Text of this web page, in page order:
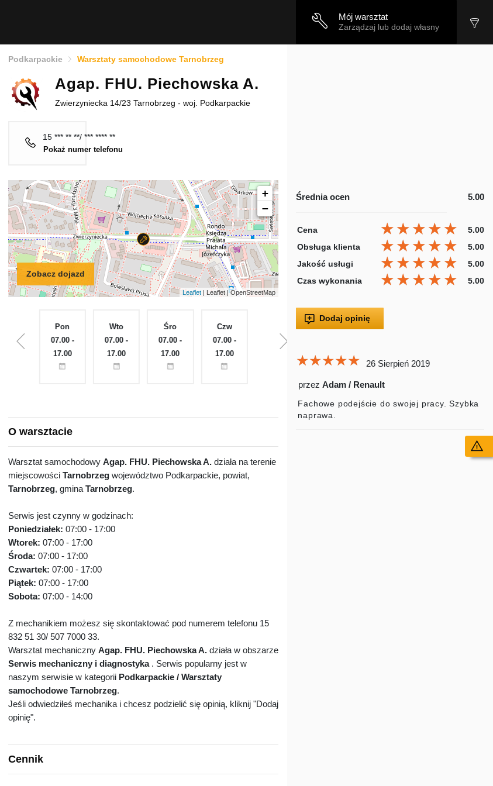
Mój warsztat
Zarządzaj lub dodaj własny
Podkarpackie Warsztaty samochodowe Tarnobrzeg
Agap. FHU. Piechowska A.
Zwierzyniecka 14/23 Tarnobrzeg - woj. Podkarpackie
15 *** ** **/ *** **** **
Pokaż numer telefonu
Zobacz dojazd
+
−
Leaflet | Leaflet | OpenStreetMap
Zamknięte
Pon
07.00 -
17.00
Wto
07.00 -
17.00
Śro
07.00 -
17.00
Czw
07.00 -
17.00
07.00 -
14.00
Nie
O warsztacie
Warsztat samochodowy Agap. FHU. Piechowska A. działa na terenie
miejscowości Tarnobrzeg województwo Podkarpackie, powiat,
Tarnobrzeg, gmina Tarnobrzeg.
Serwis jest czynny w godzinach:
Poniedziałek: 07:00 - 17:00
Wtorek: 07:00 - 17:00
Środa: 07:00 - 17:00
Czwartek: 07:00 - 17:00
Piątek: 07:00 - 17:00
Sobota: 07:00 - 14:00
Z mechanikiem możesz się skontaktować pod numerem telefonu 15
832 51 30/ 507 7000 33.
Warsztat mechaniczny Agap. FHU. Piechowska A. działa w obszarze
Serwis mechaniczny i diagnostyka. Serwis popularny jest w
naszym serwisie w kategorii Podkarpackie / Warsztaty
samochodowe Tarnobrzeg.
Jeśli odwiedziłeś mechanika i chcesz podzielić się opinią, kliknij "Dodaj
opinię".
Cennik
Średnia ocen 5.00
Cena 5.00
★★★★★
★★★★★
★★★★★
Obsługa klienta 5.00
★★★★★
★★★★★
★★★★★
Jakość usługi 5.00
★★★★★
★★★★★
★★★★★
Czas wykonania 5.00
★★★★★
★★★★★
★★★★★
Dodaj opinię
★★★★★
★★★★★
★★★★★ 26 Sierpień 2019
przezAdam / Renault
Fachowe podejście do swojej pracy. Szybka
naprawa.